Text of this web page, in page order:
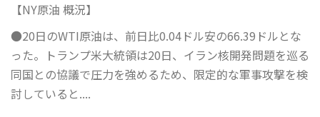
【NY原油 概況】
●20日のWTI原油は、前日比0.04ドル安の66.39ドルとな
った。トランプ米大統領は20日、イラン核開発問題を巡る
同国との協議で圧力を強めるため、限定的な軍事攻撃を検
討していると....